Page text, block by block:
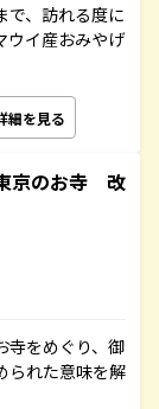
で、訪れる度に
ウイ産おみやげ
細を見る
京のお寺 改
寺をめぐり、御
られた意味を解